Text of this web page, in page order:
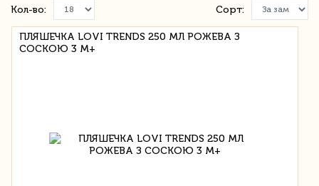
Кол-во: Сорт:
ПЛЯШЕЧКА LOVI TRENDS 250 МЛ РОЖЕВА З
СОСКОЮ 3 М+